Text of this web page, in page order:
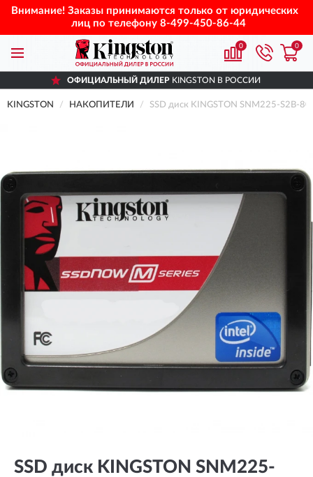
Внимание! Заказы принимаются только от юридических
лиц по телефону 8-499-450-86-44
0 0
ОФИЦИАЛЬНЫЙ ДИЛЕР KINGSTON В РОССИИ
KINGSTON НАКОПИТЕЛИ SSD диск KINGSTON SNM225-S2B-
SSD диск KINGSTON SNM225-